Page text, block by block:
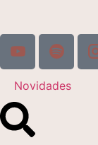
Novidades